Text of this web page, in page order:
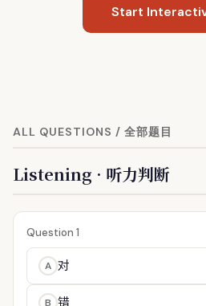
Start
ALL QUESTIONS / 全部题目
Listening · 听力判断
Question 1
A 对
B 错